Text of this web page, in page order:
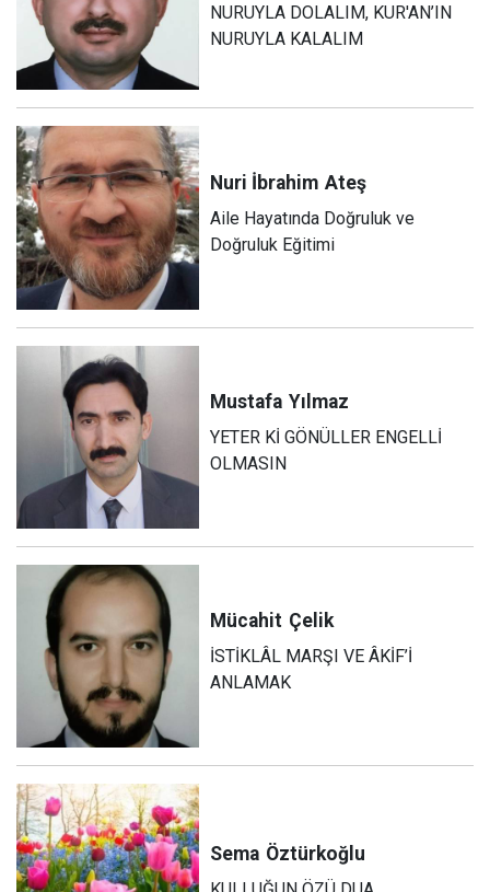
NURUYLA DOLALIM, KUR'AN’IN
NURUYLA KALALIM
Nuri İbrahim Ateş
Aile Hayatında Doğruluk ve
Doğruluk Eğitimi
Mustafa Yılmaz
YETER Kİ GÖNÜLLER ENGELLİ
OLMASIN
Mücahit Çelik
İSTİKLÂL MARŞI VE ÂKİF’İ
ANLAMAK
Sema Öztürkoğlu